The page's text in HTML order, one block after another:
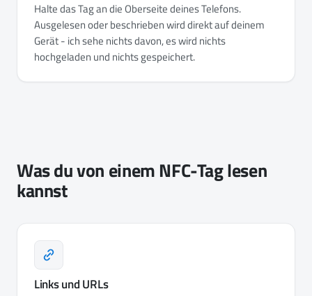
Halte das Tag an die Oberseite deines Telefons.
Ausgelesen oder beschrieben wird direkt auf deinem
Gerät - ich sehe nichts davon, es wird nichts
hochgeladen und nichts gespeichert.
Was du von einem NFC-Tag lesen
kannst
Links und URLs